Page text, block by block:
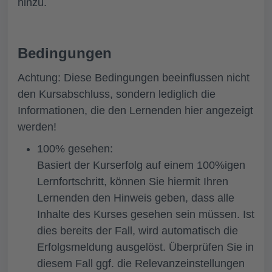
hinzu.
Bedingungen
Achtung: Diese Bedingungen beeinflussen nicht
den Kursabschluss, sondern lediglich die
Informationen, die den Lernenden hier angezeigt
werden!
100% gesehen:
Basiert der Kurserfolg auf einem 100%igen
Lernfortschritt, können Sie hiermit Ihren
Lernenden den Hinweis geben, dass alle
Inhalte des Kurses gesehen sein müssen. Ist
dies bereits der Fall, wird automatisch die
Erfolgsmeldung ausgelöst. Überprüfen Sie in
diesem Fall ggf. die Relevanzeinstellungen